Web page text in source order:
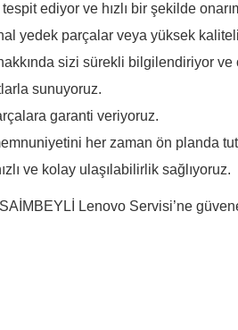
ediyor ve hızlı bir şekilde
yedek parçalar veya yüksek
sizi sürekli bilgilendiriyor
sunuyoruz.
garanti veriyoruz.
her zaman ön planda
ve kolay ulaşılabilirlik sağlıyoruz.
Lenovo Servisi’ne